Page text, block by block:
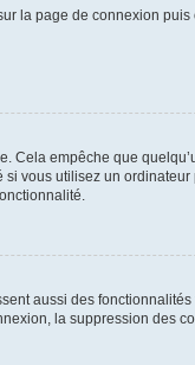
la page de connexion puis
empêche que
si vous utilisez un
aussi des
la suppression des